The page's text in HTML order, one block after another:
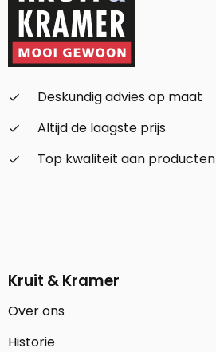
check_small
Deskundig advies op maat
check_small
Altijd de laagste prijs
check_small
Top kwaliteit aan producten
Kruit & Kramer
Over ons
Historie